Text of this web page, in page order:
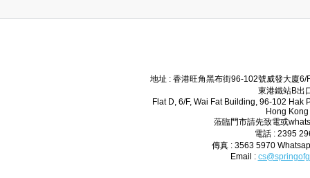
地址 : 香港旺角黑布街96-102號威發大廈
東港鐵站B出
Flat D, 6/F, Wai Fat Building, 96-102 Hak
Hong Kong
蒞臨門市請先致電或
電話 : 2395
傳真 : 3563 5970
Email :